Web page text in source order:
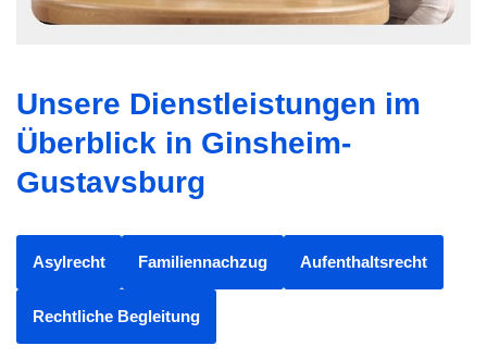
Unsere Dienstleistungen im
Überblick in Ginsheim-
Gustavsburg
Asylrecht Familiennachzug Aufenthaltsrecht
Rechtliche Begleitung